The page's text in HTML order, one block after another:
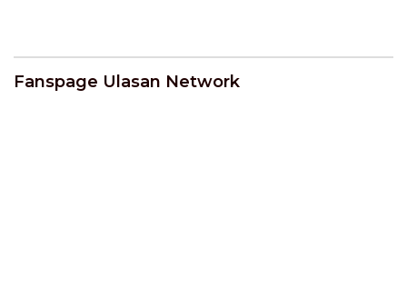
Fanspage Ulasan Network